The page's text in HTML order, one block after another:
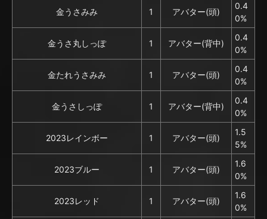
金うさみみ 1 アバター(頭)
0.4
0%
金うさ丸しっぽ 1 アバター(背中)
0.4
0%
金たれうさみみ 1 アバター(頭)
0.4
0%
金うさしっぽ 1 アバター(背中)
0.4
0%
2023レインボー 1 アバター(頭)
1.5
5%
2023ブルー 1 アバター(頭)
1.6
0%
2023レッド 1 アバター(頭)
1.6
0%